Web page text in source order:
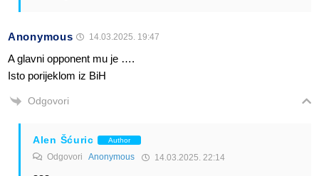
Anonymous 14.03.2025. 19:47
A glavni opponent mu je ….
Isto porijeklom iz BiH
Odgovori
Alen Šćuric Author
Odgovori Anonymous 14.03.2025. 22:14